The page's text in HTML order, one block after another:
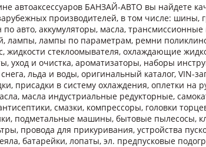
автоаксессуаров БАНЗАЙ-АВТО вы найдете
производителей, в том числе:
авто, аккумуляторы, масла,
лампы, лампы по параметрам, ремни
жидкости стеклоомывателя, охлаждающие
уход и очистка, ароматизаторы, наборы
льда и воды, оригинальный каталог, VIN-
присадки в систему охлаждения, оплетки на
масла индустриальные редукторные,
смазки, компрессоры, головки
подметальные машины, бытовые пылесосы,
провода для прикуривания, устройства
батарейки, лопаты, эл. предпусковые